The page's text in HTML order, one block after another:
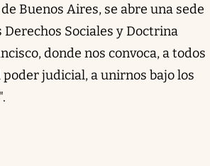
Buenos Aires, se abre una sede
Derechos Sociales y Doctrina
donde nos convoca, a todos
judicial, a unirnos bajo los